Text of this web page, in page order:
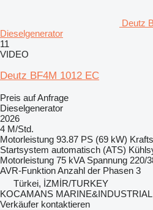
Deutz
Dieselgenerator
11
VIDEO
Deutz BF4M 1012 EC
Preis auf Anfrage
Dieselgenerator
2026
4 M/Std.
Motorleistung 93.87 PS (69 kW)
Startsystem automatisch (ATS)
Motorleistung 75 kVA Spannung 220/
AVR-FunktionAnzahl der Phasen 3
Türkei, İZMİR/TURKEY
KOCAMANS
Verkäufer kontaktieren